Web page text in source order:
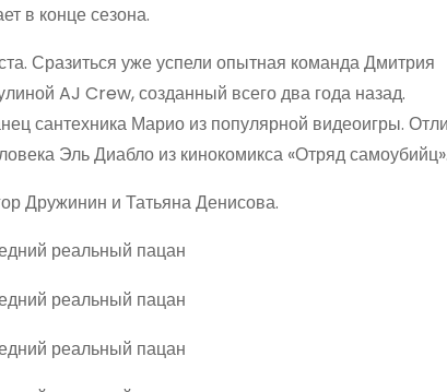
в конце сезона.
Сразиться уже успели опытная команда Дмитрия
AJ Crew, созданный всего два года назад.
сантехника Марио из популярной видеоигры.
Эль Диабло из кинокомикса «Отряд самоубийц».
Дружинин и Татьяна Денисова.